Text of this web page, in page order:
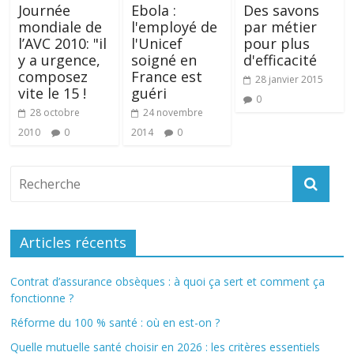
Journée
mondiale de
l’AVC 2010: "il
y a urgence,
composez
vite le 15 !
28 octobre
2010
0
Ebola :
l'employé de
l'Unicef
soigné en
France est
guéri
24 novembre
2014
0
Des savons
par métier
pour plus
d'efficacité
28 janvier 2015
0
Articles récents
Contrat d’assurance obsèques : à quoi ça sert et comment ça
fonctionne ?
Réforme du 100 % santé : où en est-on ?
Quelle mutuelle santé choisir en 2026 : les critères essentiels